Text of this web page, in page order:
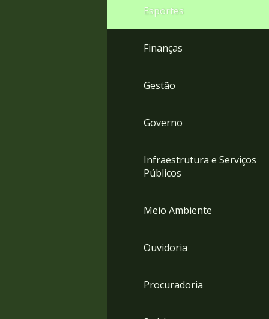
Esportes
Finanças
Gestão
Governo
Infraestrutura e Serviços
Públicos
Meio Ambiente
Ouvidoria
Procuradoria